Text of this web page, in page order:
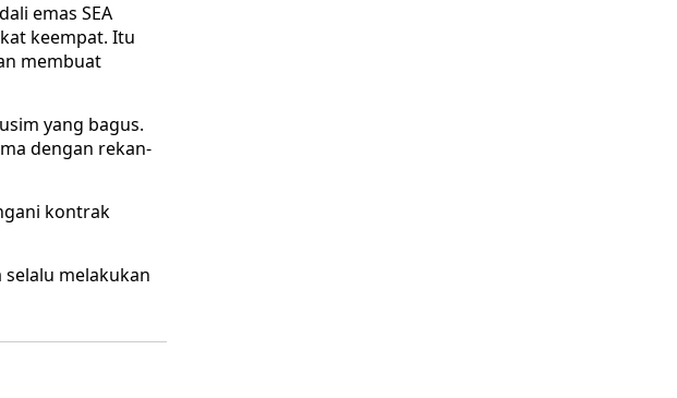
emas SEA
keempat. Itu
membuat
yang bagus.
dengan rekan-
kontrak
melakukan